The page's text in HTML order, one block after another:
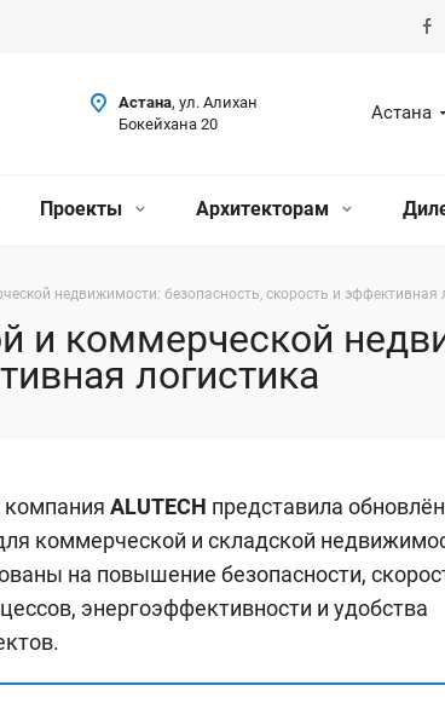
Астана
Астана, ул. Алихан
Бокейхана 20
Проекты Архитекторам
недвижимости: безопасность, скорость и эффективная
и коммерческой
логистика
компания ALUTECH представила
коммерческой и складской
на повышение безопасности,
энергоэффективности и удобства